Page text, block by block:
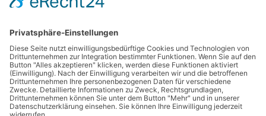
Schrumpffolien – Verpackungen
Stretchfolien – Verpackungen
Kunststoffband – Umreifung
Stahlband – Umreifung
Wellpappkartons
Lieferscheinhüllen, Selbstklebetaschen aller Formate